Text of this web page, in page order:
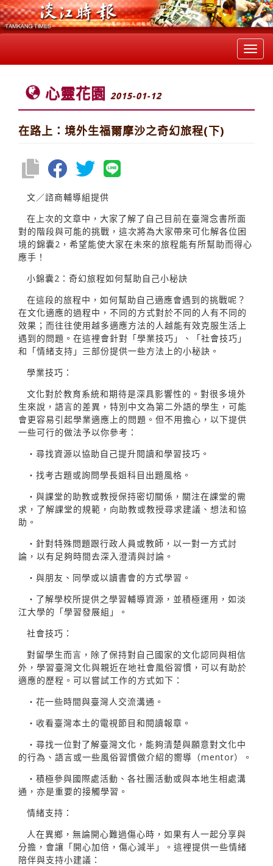
心靈花園 2015-01-12
在路上：境外生福爾摩沙之奇幻旅程(下)
文／諮商輔導組提供
在上次的文章中，大家了解了自己目前在臺灣念書所面
對的階段與可能的挑戰，這次將為大家帶來可化解各位困
境的錦囊2，希望能使大家在未來的旅程能有所幫助而得心
應手！
小錦囊2：奇幻旅程如何幫助自己小秘訣
在這段的旅程中，如何幫助自己適應會遇到的挑戰呢？
在文化適應的過程中，不同的方式對於不同的人有不同的
效果；而往往使用越多適應方法的人越能有效克服生活上
遇到的問題。在這裡會針對「學業技巧」、「社會技巧」
和「情緒支持」三部份提供一些方法上的小秘訣。
學業技巧：
文化對於教育系統和期待是深具影響性的。對很多境外
生來說，語言的差異，特別中文為第二外語的學生，可能
會更容易引起學業適應上的問題。但不用擔心，以下提供
一些可行的做法予以你參考：
‧尋找資源以協助自己提升閱讀和學習技巧。
‧找考古題或詢問學長姐科目出題風格。
‧與課堂的助教或教授保持密切關係，關注在課堂的需
求，了解課堂的規範，向助教或教授尋求建議、想法和協
助。
‧針對特殊問題跟行政人員或教師，以一對一方式討
論，以有足夠時間去深入澄清與討論。
‧與朋友、同學或以讀書會的方式學習。
‧了解學校所提供之學習輔導資源，並積極運用，如淡
江大學的「學習發展組」。
社會技巧：
對留學生而言，除了保持對自己國家的文化認同與相信
外，學習臺灣文化與親近在地社會風俗習慣，可以有助於
適應的歷程。可以嘗試工作的方式如下：
‧花一些時間與臺灣人交流溝通。
‧收看臺灣本土的電視節目和閱讀報章。
‧尋找一位對了解臺灣文化，能夠清楚與願意對文化中
的行為、語言或一些風俗習慣做介紹的嚮導（mentor）。
‧積極參與國際處活動、各社團活動或與本地生相處溝
通，亦是重要的接觸學習。
情緒支持：
人在異鄉，無論開心難過傷心時，如果有人一起分享與
分擔，會讓「開心加倍，傷心減半」。這裡提供一些情緒
陪伴與支持小建議：